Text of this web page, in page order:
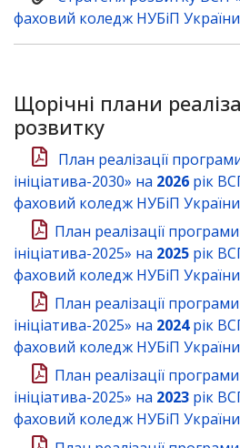
фаховий коледж НУБіП
Щорічні плани
розвитку
План реалізації
ініціатива-2030» на 2026 рік
фаховий коледж НУБіП
План реалізації програми
ініціатива-2025» на 2025 рік
фаховий коледж НУБіП
План реалізації програми
ініціатива-2025» на 2024рік
фаховий коледж НУБіП
План реалізації програми
ініціатива-2025» на 2023 рік
фаховий коледж НУБіП